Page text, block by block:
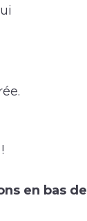
en bas de